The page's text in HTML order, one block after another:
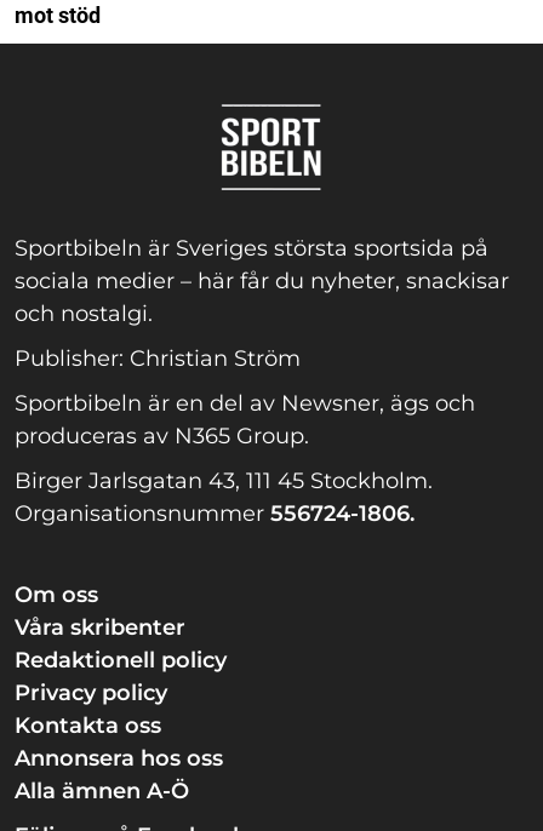
mot stöd
Sportbibeln är Sveriges största sportsida på
sociala medier – här får du nyheter, snackisar
och nostalgi.
Publisher: Christian Ström
Sportbibeln är en del av Newsner, ägs och
produceras av N365 Group.
Birger Jarlsgatan 43, 111 45 Stockholm.
Organisationsnummer 556724-1806.
Om oss
Våra skribenter
Redaktionell policy
Privacy policy
Kontakta oss
Annonsera hos oss
Alla ämnen A-Ö